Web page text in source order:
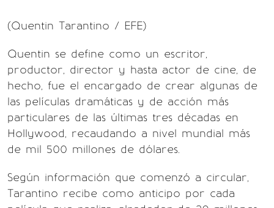
(Quentin Tarantino / EFE)
Quentin se define como un escritor,
productor, director y hasta actor de cine, de
hecho, fue el encargado de crear algunas de
las películas dramáticas y de acción más
particulares de las últimas tres décadas en
Hollywood, recaudando a nivel mundial más
de mil 500 millones de dólares.
Según información que comenzó a circular,
Tarantino recibe como anticipo por cada